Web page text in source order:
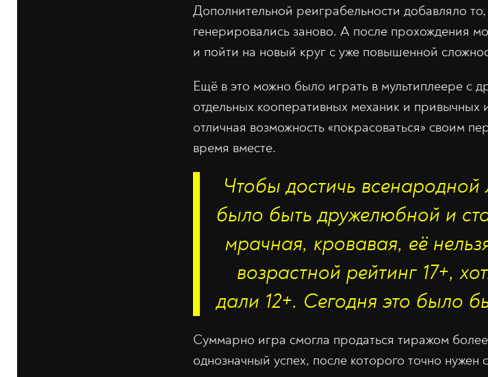
Дополнительной реиграбельности добавляло
генерировались заново. А после прохождения
и пойти на новый круг с уже повышенной
Ещё в это можно было играть в мультиплеере с
отдельных кооперативных механик и
отличная возможность «покрасоваться» своим
время вместе.
Чтобы достичь
было быть дружелюбной и
мрачная, кровавая, её
возрастной рейтинг 17+,
дали 12+. Сегодня это было
Суммарно игра смогла продаться тиражом
однозначный успех, после которого точно нужен